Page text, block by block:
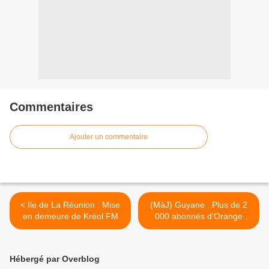
Commentaires
Ajouter un commentaire
< Ile de La Réunion : Mise
en demeure de Kréol FM
(MàJ) Guyane : Plus de 2
000 abonnés d'Orange
Caraïbe privés de
Hébergé par Overblog